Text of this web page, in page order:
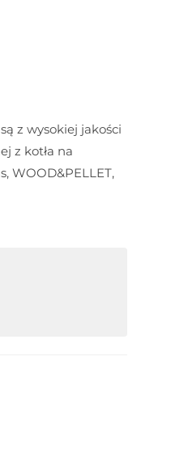
z wysokiej jakości
z kotła na
WOOD&PELLET,